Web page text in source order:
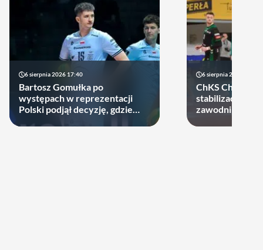
6 sierpnia 2026 17:40
Bartosz Gomułka po
występach w reprezentacji
Polski podjął decyzję, gdzie
6 sierpnia 2026 10:14
ChKS Chełm
stabilizację.
zawodników